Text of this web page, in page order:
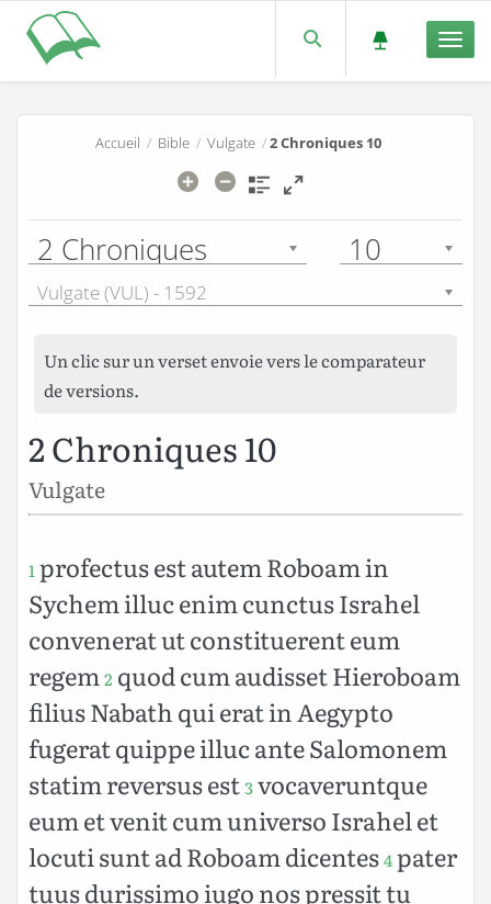
Accueil / Bible/ Vulgate/2 Chroniques 10
2 Chroniques 10
Vulgate (VUL) - 1592
Un clic sur un verset envoie vers le comparateur
de versions.
2 Chroniques 10
Vulgate
1profectus est autem Roboam in
Sychem illuc enim cunctus Israhel
convenerat ut constituerent eum
regem2 quod cum audisset Hieroboam
filius Nabath qui erat in Aegypto
fugerat quippe illuc ante Salomonem
statim reversus est3vocaveruntque
eum et venit cum universo Israhel et
locuti sunt ad Roboam dicentes4pater
tuus durissimo iugo nos pressit tu